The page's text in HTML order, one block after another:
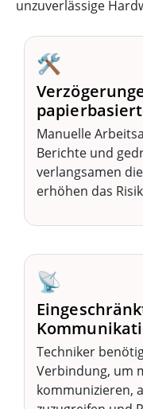
unzuverlässige
🛠️
Manuelle
Berichte und
verlangsamen
erhöhen das
📡
Techniker
Verbindung, um
kommunizieren,